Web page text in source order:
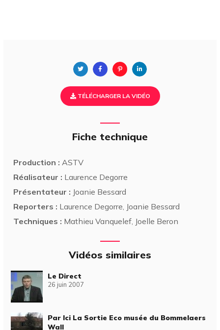
TÉLÉCHARGER LA VIDÉO
Fiche technique
Production : ASTV
Réalisateur : Laurence Degorre
Présentateur : Joanie Bessard
Reporters : Laurence Degorre, Joanie Bessard
Techniques : Mathieu Vanquelef, Joelle Beron
Vidéos similaires
Le Direct
26 juin 2007
Par Ici La Sortie Eco musée du Bommelaers
Wall